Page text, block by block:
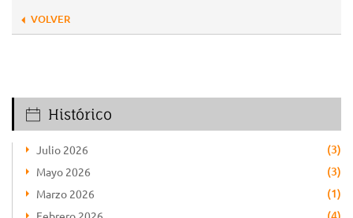
VOLVER
Histórico
Julio 2026 (3)
Mayo 2026 (3)
Marzo 2026 (1)